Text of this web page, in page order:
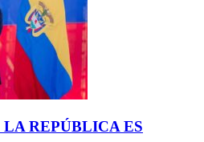
REPÚBLICA ES